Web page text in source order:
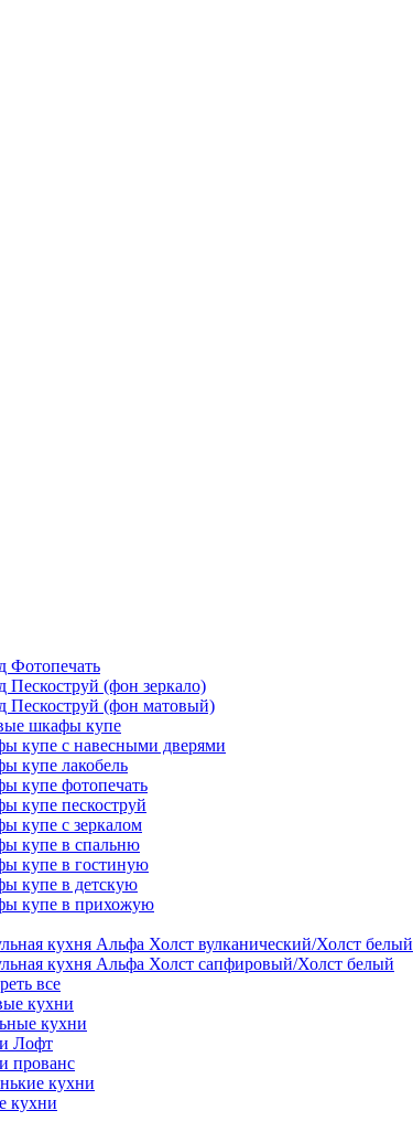
Фотопечать
Пескоструй (фон зеркало)
Пескоструй (фон матовый)
шкафы купе
купе с навесными дверями
купе лакобель
купе фотопечать
купе пескоструй
купе с зеркалом
купе в спальню
купе в гостиную
купе в детскую
купе в прихожую
кухня Альфа Холст вулканический/Холст белый
кухня Альфа Холст сапфировый/Холст белый
все
кухни
кухни
Лофт
прованс
кухни
кухни